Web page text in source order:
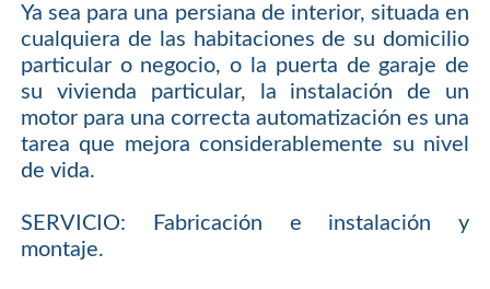
Ya sea para una persiana de interior, situada en
cualquiera de las habitaciones de su domicilio
particular o negocio, o la puerta de garaje de
su vivienda particular, la instalación de un
motor para una correcta automatización es una
tarea que mejora considerablemente su nivel
de vida.
SERVICIO: Fabricación e instalación y
montaje.